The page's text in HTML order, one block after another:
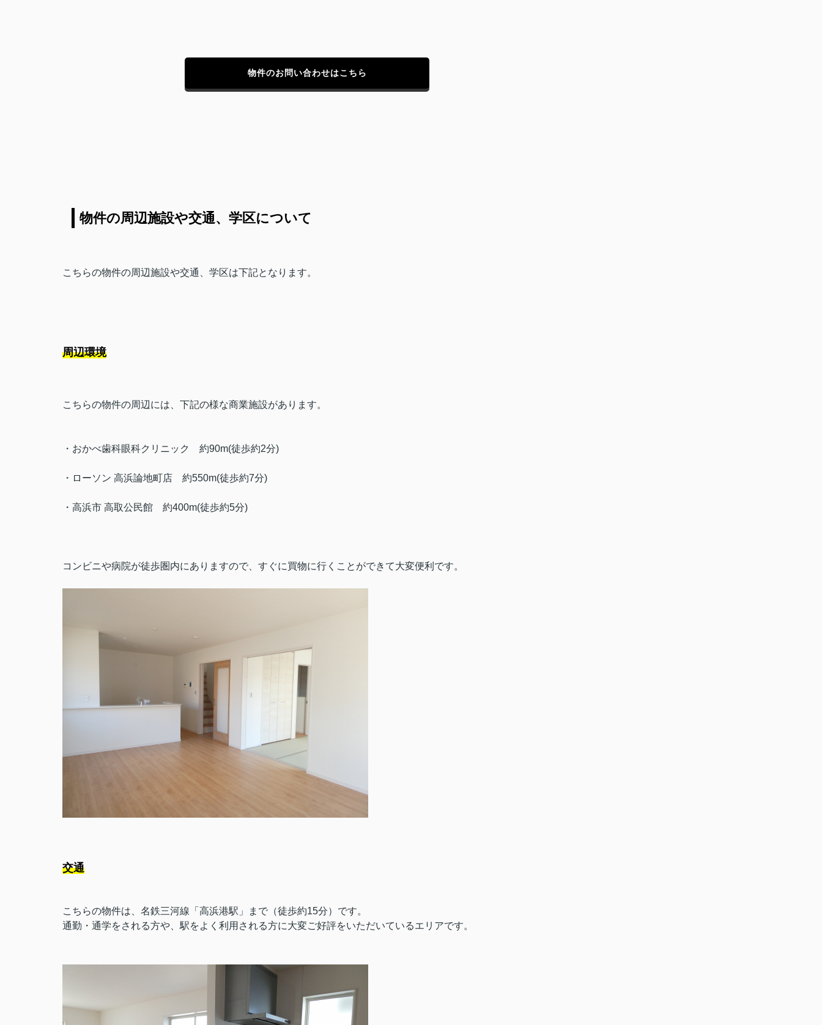
物件のお問い合わせはこちら
物件の周辺施設や交通、学区について
こちらの物件の周辺施設や交通、学区は下記となります。
周辺環境
こちらの物件の周辺には、下記の様な商業施設があります。
・おかべ歯科眼科クリニック 約90m(徒歩約2分)
・ローソン 高浜論地町店 約550m(徒歩約7分)
・高浜市 高取公民館 約400m(徒歩約5分)
コンビニや病院が徒歩圏内にありますので、すぐに買物に行くことができて大変便利です。
交通
こちらの物件は、名鉄三河線「高浜港駅」まで（徒歩約15分）です。
通勤・通学をされる方や、駅をよく利用される方に大変ご好評をいただいているエリアです。